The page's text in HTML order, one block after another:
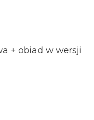
+ obiad w wersji